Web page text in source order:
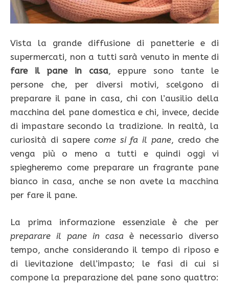
Vista la grande diffusione di panetterie e di
supermercati, non a tutti sarà venuto in mente di
fare il pane in casa, eppure sono tante le
persone che, per diversi motivi, scelgono di
preparare il pane in casa, chi con l’ausilio della
macchina del pane domestica e chi, invece, decide
di impastare secondo la tradizione. In realtà, la
curiosità di sapere come si fa il pane, credo che
venga più o meno a tutti e quindi oggi vi
spiegheremo come preparare un fragrante pane
bianco in casa, anche se non avete la macchina
per fare il pane.
La prima informazione essenziale è che per
preparare il pane in casa è necessario diverso
tempo, anche considerando il tempo di riposo e
di lievitazione dell’impasto; le fasi di cui si
compone la preparazione del pane sono quattro: